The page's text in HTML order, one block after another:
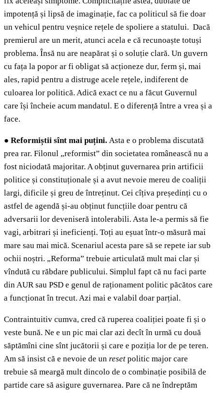
impotență și lipsă de imaginație, fac ca politicul să fie doar
un vehicul pentru veșnice rețele de spoliere a statului. Dacă
premierul are un merit, atunci acela e că recunoaște totuși
problema. Însă nu are neapărat și o soluție clară. Un guvern
cu fața la popor ar fi obligat să acționeze dur, ferm și, mai
ales, rapid pentru a distruge acele rețele, indiferent de
culoarea lor politică. Adică exact ce nu a făcut Guvernul
care își încheie acum mandatul. E o diferență între a vrea și a
face.
● Reformiștii sînt mai puțini. Asta e o problema discutată
prea rar. Filonul „reformist” din societatea românească nu a
fost niciodată majoritar. A obținut guvernarea prin artificii
politice și constituționale și a avut nevoie mereu de coaliții
largi, dificile și greu de întreținut. Cei cîțiva președinți cu o
astfel de agendă și-au obținut funcțiile doar pentru că
adversarii lor deveniseră intolerabili. Asta le-a permis să fie
vagi, arbitrari și ineficienți. Toți au eșuat într-o măsură mai
mare sau mai mică. Scenariul acesta pare să se repete iar sub
ochii noștri. „Reforma” trebuie articulată mult mai clar și
vîndută cu răbdare publicului. Simplul fapt că nu faci parte
din AUR sau PSD e genul de raționament politic păcătos care
a funcționat în trecut. Azi mai e valabil doar parțial.
Contraintuitiv cumva, cred că ruperea coaliției poate fi și o
veste bună. Ne e un pic mai clar azi decît în urmă cu două
săptămîni cine sînt jucătorii și care e poziția lor de pe teren.
Am să insist că e nevoie de un reset politic major care
trebuie să meargă mult dincolo de o combinație posibilă de
partide care să asigure guvernarea. Pare că ne îndreptăm